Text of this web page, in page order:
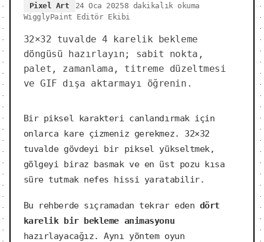
Pixel Art 24 Oca 20258 dakikalık okuma
WigglyPaint Editör Ekibi
32×32 tuvalde 4 karelik bekleme
döngüsü hazırlayın; sabit nokta,
palet, zamanlama, titreme düzeltmesi
ve GIF dışa aktarmayı öğrenin.
Bir piksel karakteri canlandırmak için
onlarca kare çizmeniz gerekmez. 32×32
tuvalde gövdeyi bir piksel yükseltmek,
gölgeyi biraz basmak ve en üst pozu kısa
süre tutmak nefes hissi yaratabilir.
Bu rehberde sıçramadan tekrar eden dört
karelik bir bekleme animasyonu
hazırlayacağız. Aynı yöntem oyun